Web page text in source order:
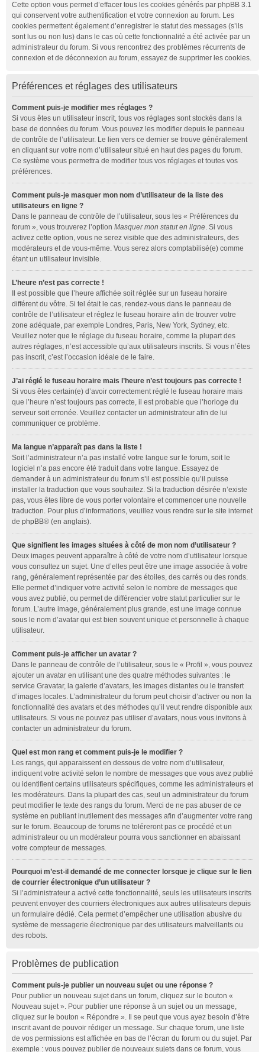
Cette option vous permet d’effacer tous les cookies générés par phpBB 3.1
qui conservent votre authentification et votre connexion au forum. Les
cookies permettent également d’enregistrer le statut des messages (s’ils
sont lus ou non lus) dans le cas où cette fonctionnalité a été activée par un
administrateur du forum. Si vous rencontrez des problèmes récurrents de
connexion et de déconnexion au forum, essayez de supprimer les cookies.
Préférences et réglages des utilisateurs
Comment puis-je modifier mes réglages ?
Si vous êtes un utilisateur inscrit, tous vos réglages sont stockés dans la
base de données du forum. Vous pouvez les modifier depuis le panneau
de contrôle de l’utilisateur. Le lien vers ce dernier se trouve généralement
en cliquant sur votre nom d’utilisateur situé en haut des pages du forum.
Ce système vous permettra de modifier tous vos réglages et toutes vos
préférences.
Comment puis-je masquer mon nom d’utilisateur de la liste des
utilisateurs en ligne ?
Dans le panneau de contrôle de l’utilisateur, sous les « Préférences du
forum », vous trouverez l’option Masquer mon statut en ligne. Si vous
activez cette option, vous ne serez visible que des administrateurs, des
modérateurs et de vous-même. Vous serez alors comptabilisé(e) comme
étant un utilisateur invisible.
L’heure n’est pas correcte !
Il est possible que l’heure affichée soit réglée sur un fuseau horaire
différent du vôtre. Si tel était le cas, rendez-vous dans le panneau de
contrôle de l’utilisateur et réglez le fuseau horaire afin de trouver votre
zone adéquate, par exemple Londres, Paris, New York, Sydney, etc.
Veuillez noter que le réglage du fuseau horaire, comme la plupart des
autres réglages, n’est accessible qu’aux utilisateurs inscrits. Si vous n’êtes
pas inscrit, c’est l’occasion idéale de le faire.
J’ai réglé le fuseau horaire mais l’heure n’est toujours pas correcte !
Si vous êtes certain(e) d’avoir correctement réglé le fuseau horaire mais
que l’heure n’est toujours pas correcte, il est probable que l’horloge du
serveur soit erronée. Veuillez contacter un administrateur afin de lui
communiquer ce problème.
Ma langue n’apparaît pas dans la liste !
Soit l’administrateur n’a pas installé votre langue sur le forum, soit le
logiciel n’a pas encore été traduit dans votre langue. Essayez de
demander à un administrateur du forum s’il est possible qu’il puisse
installer la traduction que vous souhaitez. Si la traduction désirée n’existe
pas, vous êtes libre de vous porter volontaire et commencer une nouvelle
traduction. Pour plus d’informations, veuillez vous rendre sur le site internet
de phpBB® (en anglais).
Que signifient les images situées à côté de mon nom d’utilisateur ?
Deux images peuvent apparaître à côté de votre nom d’utilisateur lorsque
vous consultez un sujet. Une d’elles peut être une image associée à votre
rang, généralement représentée par des étoiles, des carrés ou des ronds.
Elle permet d’indiquer votre activité selon le nombre de messages que
vous avez publié, ou permet de différencier votre statut particulier sur le
forum. L’autre image, généralement plus grande, est une image connue
sous le nom d’avatar qui est bien souvent unique et personnelle à chaque
utilisateur.
Comment puis-je afficher un avatar ?
Dans le panneau de contrôle de l’utilisateur, sous le « Profil », vous pouvez
ajouter un avatar en utilisant une des quatre méthodes suivantes : le
service Gravatar, la galerie d’avatars, les images distantes ou le transfert
d’images locales. L’administrateur du forum peut choisir d’activer ou non la
fonctionnalité des avatars et des méthodes qu’il veut rendre disponible aux
utilisateurs. Si vous ne pouvez pas utiliser d’avatars, nous vous invitons à
contacter un administrateur du forum.
Quel est mon rang et comment puis-je le modifier ?
Les rangs, qui apparaissent en dessous de votre nom d’utilisateur,
indiquent votre activité selon le nombre de messages que vous avez publié
ou identifient certains utilisateurs spécifiques, comme les administrateurs et
les modérateurs. Dans la plupart des cas, seul un administrateur du forum
peut modifier le texte des rangs du forum. Merci de ne pas abuser de ce
système en publiant inutilement des messages afin d’augmenter votre rang
sur le forum. Beaucoup de forums ne toléreront pas ce procédé et un
administrateur ou un modérateur pourra vous sanctionner en abaissant
votre compteur de messages.
Pourquoi m’est-il demandé de me connecter lorsque je clique sur le lien
de courrier électronique d’un utilisateur ?
Si l’administrateur a activé cette fonctionnalité, seuls les utilisateurs inscrits
peuvent envoyer des courriers électroniques aux autres utilisateurs depuis
un formulaire dédié. Cela permet d’empêcher une utilisation abusive du
système de messagerie électronique par des utilisateurs malveillants ou
des robots.
Problèmes de publication
Comment puis-je publier un nouveau sujet ou une réponse ?
Pour publier un nouveau sujet dans un forum, cliquez sur le bouton «
Nouveau sujet ». Pour publier une réponse à un sujet ou un message,
cliquez sur le bouton « Répondre ». Il se peut que vous ayez besoin d’être
inscrit avant de pouvoir rédiger un message. Sur chaque forum, une liste
de vos permissions est affichée en bas de l’écran du forum ou du sujet. Par
exemple : vous pouvez publier de nouveaux sujets dans ce forum, vous